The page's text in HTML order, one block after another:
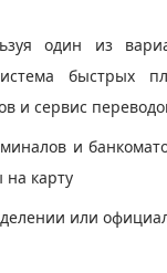
один из
быстрых
и сервис
и
на карту
или